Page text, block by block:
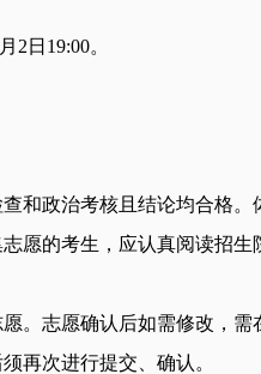
日19:00。
和政治考核且结论均合格。
愿的考生，应认真阅读招生
。志愿确认后如需修改，
再次进行提交、确认。